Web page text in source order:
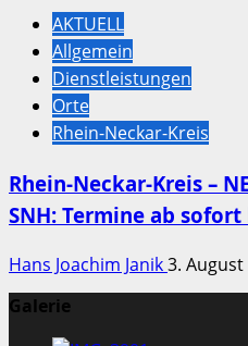
AKTUELL
Allgemein
Dienstleistungen
Orte
Rhein-Neckar-Kreis
Rhein-Neckar-Kreis –
SNH: Termine ab
Hans Joachim Janik3. August
Galerie